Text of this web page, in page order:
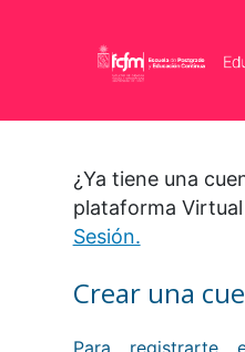
¿Ya tiene una
plataforma
Sesión.
Crear una
Para registrarte